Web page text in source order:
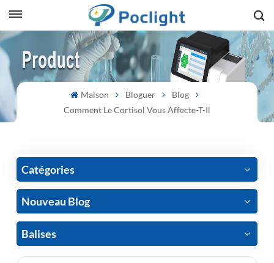
Maison Bloguer
Blog
Comment Le Cortisol Vous Affecte-T-Il
Catégories
Nouveau Blog
Balises